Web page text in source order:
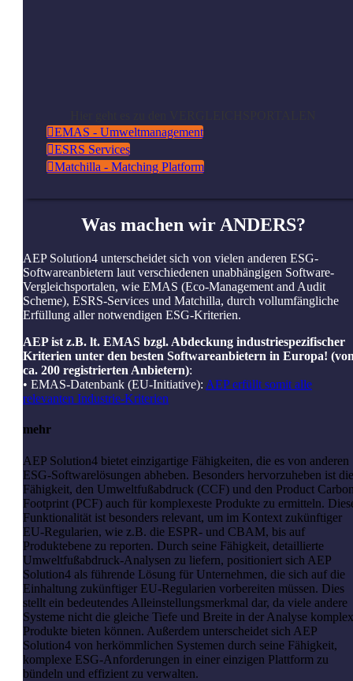
EMAS - Umweltmanagement
ESRS Services
Matchilla - Matching Platform
Was machen wir ANDERS?
AEP Solution4 unterscheidet sich von vielen anderen ESG-
Softwareanbietern laut verschiedenen unabhängigen Software-
Vergleichsportalen, wie EMAS (Eco-Management and Audit
Scheme), ESRS-Services und Matchilla, durch vollumfängliche
Erfüllung aller notwendigen ESG-Kriterien.
AEP ist z.B. lt. EMAS bzgl. Abdeckung industriespezifischer
Kriterien unter den besten Softwareanbietern in Europa!
ca. 200 registrierten Anbietern):
• EMAS-Datenbank (EU-Initiative): AEP erfüllt somit alle
relevanten Industrie-Kriterien
mehr
AEP Solution4 bietet einzigartige Fähigkeiten, die es von anderen
ESG-Softwarelösungen abheben. Besonders hervorzuheben ist die
Fähigkeit, den Umweltfußabdruck (CCF) und den Product
Footprint (PCF) auch für komplexeste Produkte zu ermitteln.
Funktionalität ist besonders relevant, um im Kontext zukünftiger
EU-Regularien, wie z.B. die ESPR- und CBAM, bis auf
Produktebene zu reporten. Durch seine Fähigkeit, detaillierte
Umweltfußabdruck-Analysen zu liefern, positioniert sich AEP
Solution4 als führende Lösung für Unternehmen, die sich auf die
Einhaltung zukünftiger EU-Regularien vorbereiten müssen. Dies
stellt ein bedeutendes Alleinstellungsmerkmal dar, da viele andere
Systeme nicht die gleiche Tiefe und Breite in der Analyse
Produkte bieten können. Außerdem unterscheidet sich AEP
Solution4 von herkömmlichen Systemen durch seine Fähigkeit,
komplexe ESG-Anforderungen in einer einzigen Plattform zu
bündeln und effizient zu verwalten.